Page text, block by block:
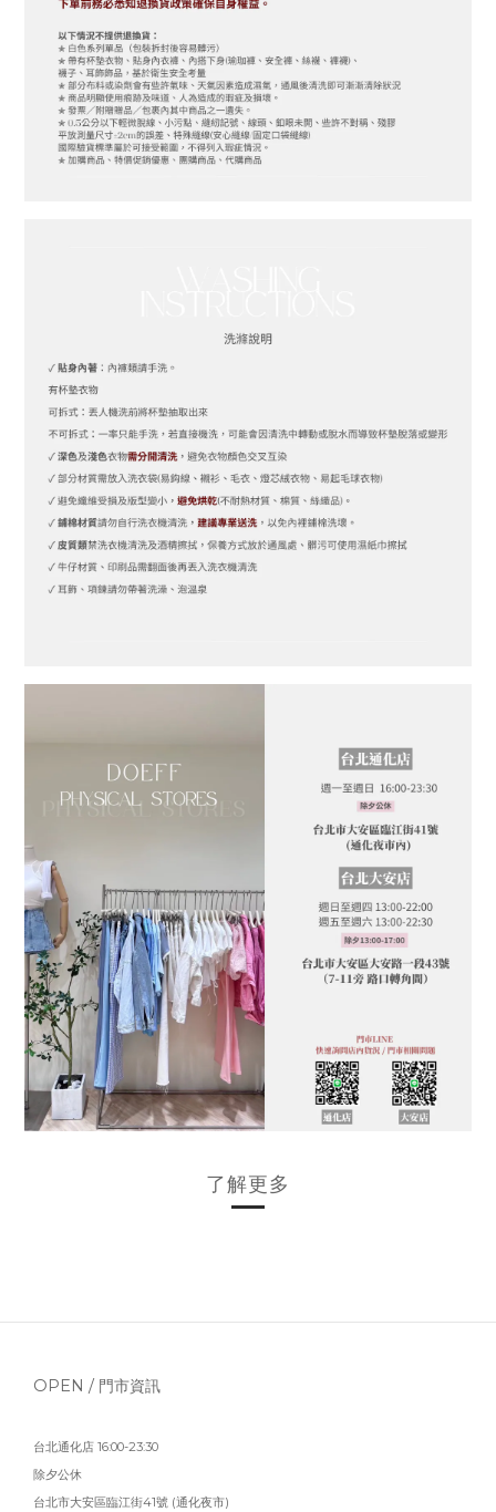
了解更多
OPEN / 門市資訊
台北通化店 16:00-23:30
除夕公休
台北市大安區臨江街41號 (通化夜市)